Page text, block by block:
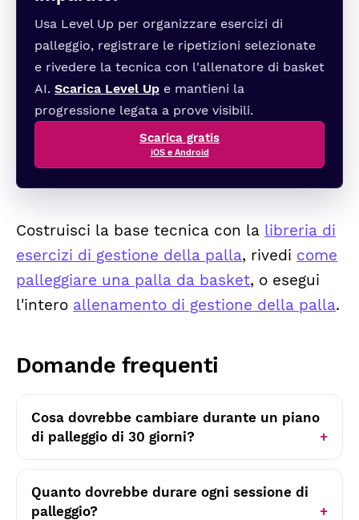
Usa Level Up per organizzare esercizi di
palleggio, registrare le ripetizioni selezionate
e rivedere la tecnica con l'allenatore di basket
AI. Scarica Level Up e mantieni la
progressione legata a prove visibili.
Scarica gratis
iOS e Android
Costruisci la base tecnica con la libreria di
esercizi di gestione della palla, rivedi come
palleggiare una palla da basket, o esegui
l'intero allenamento di gestione della palla.
Domande frequenti
Cosa dovrebbe cambiare durante un piano
di palleggio di 30 giorni?
Quanto dovrebbe durare ogni sessione di
palleggio?